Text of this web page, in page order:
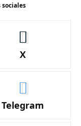
sociales
X
Telegram